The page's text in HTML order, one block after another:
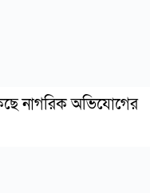
নাগরিক অভিযোগের